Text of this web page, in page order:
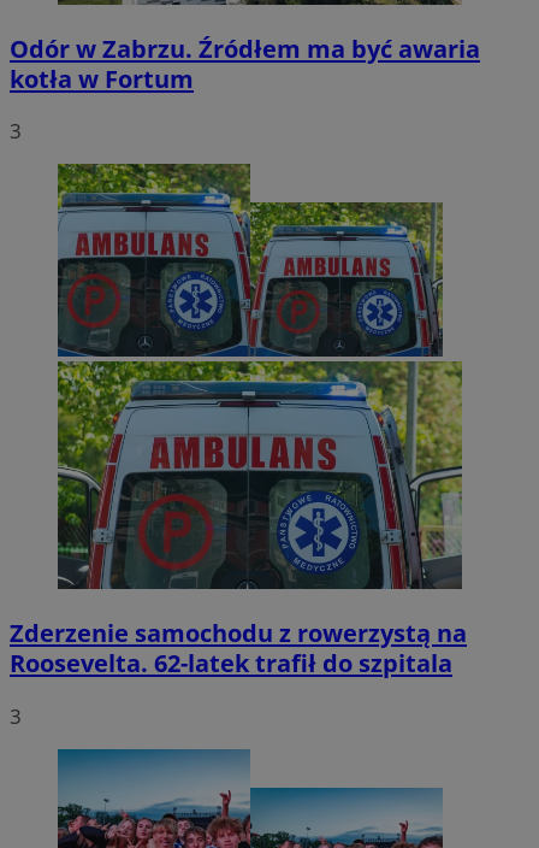
Odór w Zabrzu. Źródłem ma być awaria
kotła w Fortum
3
Zderzenie samochodu z rowerzystą na
Roosevelta. 62-latek trafił do szpitala
3